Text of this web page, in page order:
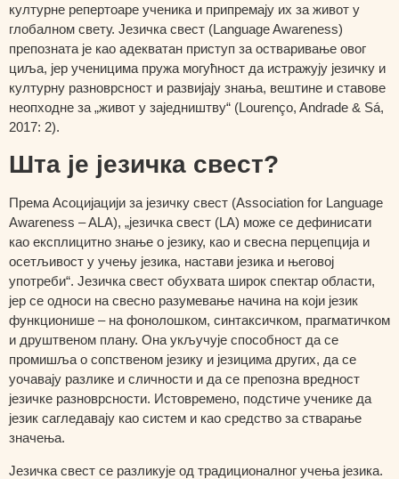
културне репертоаре ученика и припремају их за живот у
глобалном свету. Језичка свест (Language Awareness)
препозната је као адекватан приступ за остваривање овог
циља, јер ученицима пружа могућност да истражују језичку и
културну разноврсност и развијају знања, вештине и ставове
неопходне за „живот у заједништву“ (Lourenço, Andrade & Sá,
2017: 2).
Шта је језичка свест?
Према Асоцијацији за језичку свест (Association for Language
Awareness – ALA), „језичка свест (LA) може се дефинисати
као експлицитно знање о језику, као и свесна перцепција и
осетљивост у учењу језика, настави језика и његовој
употреби“. Језичка свест обухвата широк спектар области,
јер се односи на свесно разумевање начина на који језик
функционише – на фонолошком, синтаксичком, прагматичком
и друштвеном плану. Она укључује способност да се
промишља о сопственом језику и језицима других, да се
уочавају разлике и сличности и да се препозна вредност
језичке разноврсности. Истовремено, подстиче ученике да
језик сагледавају као систем и као средство за стварање
значења.
Језичка свест се разликује од традиционалног учења језика.